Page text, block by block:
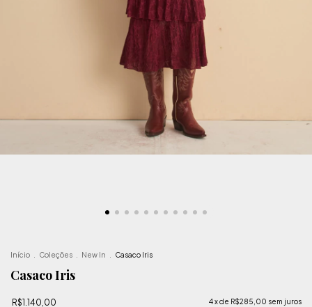
Início Coleções New In Casaco Iris
Casaco Iris
R$1.140,00 4x de R$285,00 sem juros